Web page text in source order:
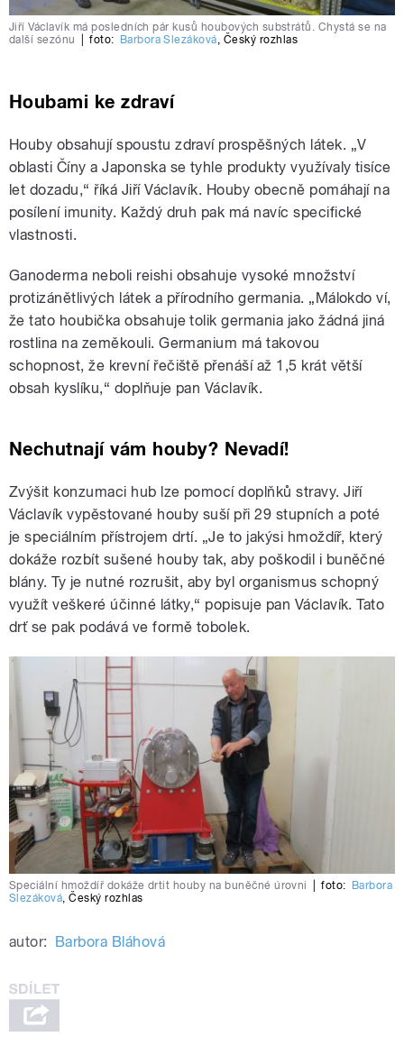
Jiří Václavík má posledních pár kusů houbových substrátů. Chystá se na
další sezónu
foto: Barbora Slezáková, Český rozhlas
Houbami ke zdraví
Houby obsahují spoustu zdraví prospěšných látek. „V
oblasti Číny a Japonska se tyhle produkty využívaly tisíce
let dozadu,“ říká Jiří Václavík. Houby obecně pomáhají na
posílení imunity. Každý druh pak má navíc specifické
vlastnosti.
Ganoderma neboli reishi obsahuje vysoké množství
protizánětlivých látek a přírodního germania. „Málokdo ví,
že tato houbička obsahuje tolik germania jako žádná jiná
rostlina na zeměkouli. Germanium má takovou
schopnost, že krevní řečiště přenáší až 1,5 krát větší
obsah kyslíku,“ doplňuje pan Václavík.
Nechutnají vám houby? Nevadí!
Zvýšit konzumaci hub lze pomocí doplňků stravy. Jiří
Václavík vypěstované houby suší při 29 stupních a poté
je speciálním přístrojem drtí. „Je to jakýsi hmoždíř, který
dokáže rozbít sušené houby tak, aby poškodil i buněčné
blány. Ty je nutné rozrušit, aby byl organismus schopný
využít veškeré účinné látky,“ popisuje pan Václavík. Tato
drť se pak podává ve formě tobolek.
Speciální hmoždíř dokáže drtit houby na buněčné úrovni foto: Barbora
Slezáková ,Český rozhlas
autor: Barbora Bláhová